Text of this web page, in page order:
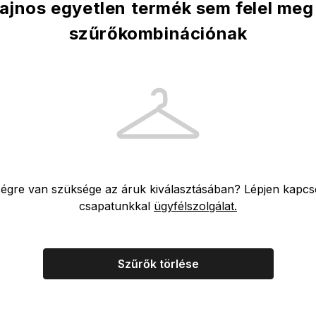
egyetlen termék sem felel meg
szűrőkombinációnak
van szüksége az áruk kiválasztásában? Lépjen
csapatunkkal ügyfélszolgálat.
Szűrők törlése